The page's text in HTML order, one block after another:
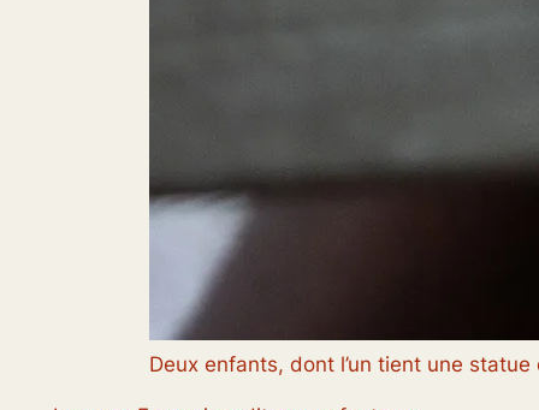
Deux enfants, dont l’un tient une